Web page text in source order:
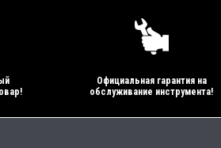
Официальная гарантия на
обслуживание инструмента!